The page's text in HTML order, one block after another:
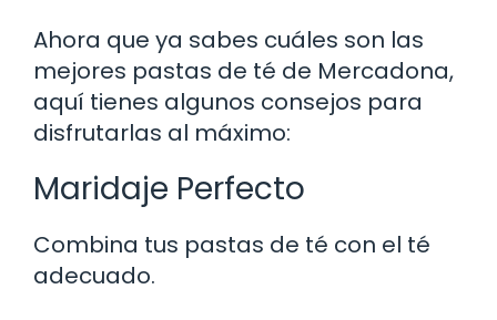
Ahora que ya sabes cuáles son las
mejores pastas de té de Mercadona,
aquí tienes algunos consejos para
disfrutarlas al máximo:
Maridaje Perfecto
Combina tus pastas de té con el té
adecuado.